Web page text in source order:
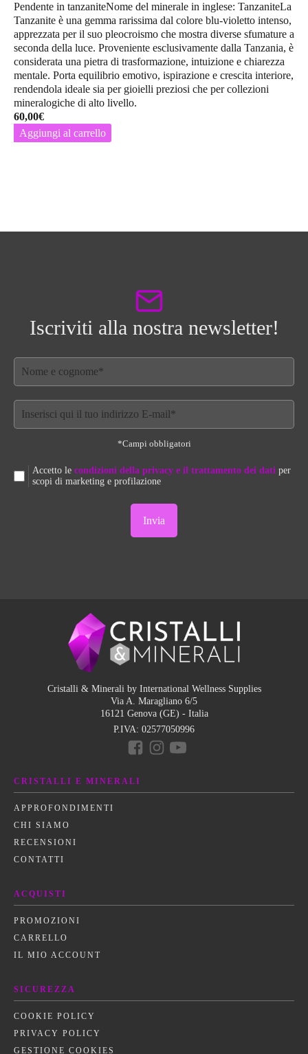
Pendente in tanzaniteNome del minerale in inglese: TanzaniteLa
Tanzanite è una gemma rarissima dal colore blu-violetto intenso,
apprezzata per il suo pleocroismo che mostra diverse sfumature a
seconda della luce. Proveniente esclusivamente dalla Tanzania, è
considerata una pietra di trasformazione, intuizione e chiarezza
mentale. Porta equilibrio emotivo, ispirazione e crescita interiore,
rendendola ideale sia per gioielli preziosi che per collezioni
mineralogiche di alto livello.
60,00€
Aggiungi al carrello
Iscriviti alla nostra newsletter!
*Campi obbligatori
Accetto le condizioni della privacy e il trattamento dei dati per
scopi di marketing e profilazione
Cristalli & Minerali by International Wellness Supplies
Via A. Maragliano 6/5
16121 Genova (GE) - Italia
P.IVA: 02577050996
CRISTALLI E MINERALI
APPROFONDIMENTI
CHI SIAMO
RECENSIONI
CONTATTI
ACQUISTI
PROMOZIONI
CARRELLO
IL MIO ACCOUNT
SICUREZZA
COOKIE POLICY
PRIVACY POLICY
GESTIONE COOKIES